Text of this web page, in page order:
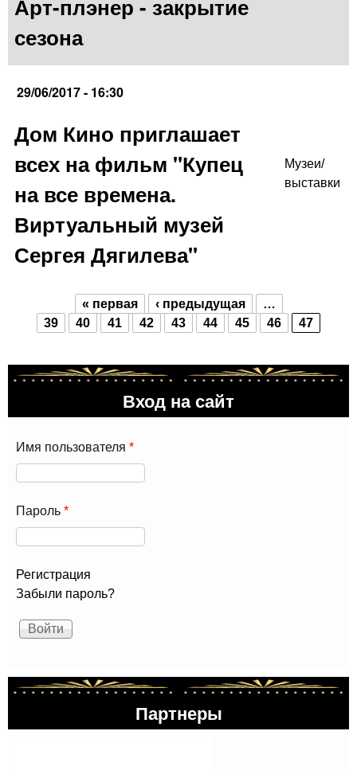
Арт-плэнер - закрытие
сезона
29/06/2017 - 16:30
Дом Кино приглашает
всех на фильм "Купец
на все времена.
Виртуальный музей
Сергея Дягилева"
Музеи/
выставки
Страницы
« первая ‹ предыдущая
…
39
40 41 42 43 44 45 46 47
Вход на сайт
Имя пользователя *
Пароль *
Регистрация
Забыли пароль?
Партнеры